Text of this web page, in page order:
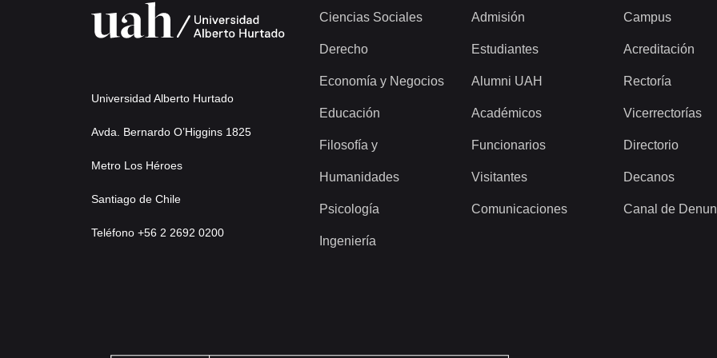
Universidad Alberto Hurtado
Avda. Bernardo O’Higgins 1825
Metro Los Héroes
Santiago de Chile
Teléfono +56 2 2692 0200
Ciencias Sociales
Derecho
Economía y Negocios
Educación
Filosofía y
Humanidades
Psicología
Ingeniería
Admisión
Estudiantes
Alumni UAH
Académicos
Funcionarios
Visitantes
Comunicaciones
Campus
Acreditación
Rectoría
Vicerrectorías
Directorio
Decanos
Canal de